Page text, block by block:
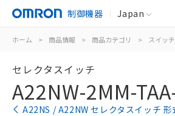
制御機器 Japan
ホーム > 商品情報 > 商品カテゴリ > スイッチ
セレクタスイッチ
A22NW-2MM-
A22NS / A22NW セレクタスイッチ